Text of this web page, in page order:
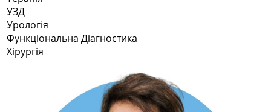
УЗД
Урологія
Функціональна Діагностика
Хірургія